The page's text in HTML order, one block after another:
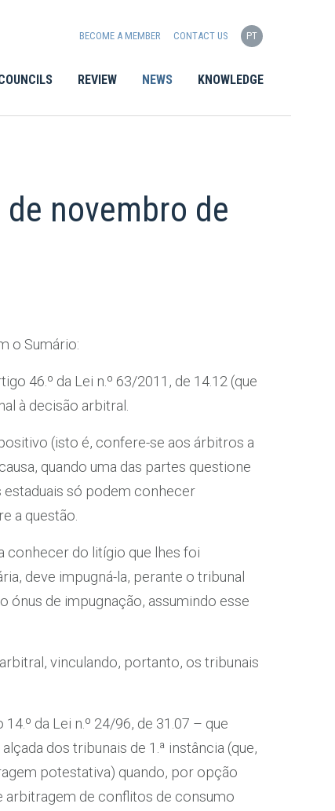
REVIEW NEWS KNOWLEDGE
BECOME A MEMBER CONTACT US PT
novembro de
o Sumário:
46.º da Lei n.º 63/2011, de 14.12 (que
à decisão arbitral.
(isto é, confere-se aos árbitros a
quando uma das partes questione
só podem conhecer
a questão.
conhecer do litígio que lhes foi
deve impugná-la, perante o tribunal
ónus de impugnação, assumindo esse
vinculando, portanto, os tribunais
da Lei n.º 24/96, de 31.07 – que
dos tribunais de 1.ª instância (que,
potestativa) quando, por opção
arbitragem de conflitos de consumo